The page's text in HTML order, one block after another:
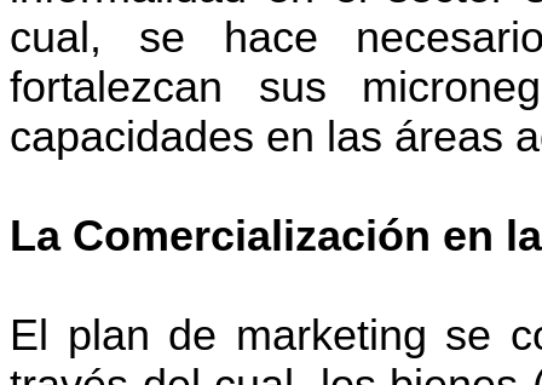
cual, se hace
fortalezcan sus
capacidades en las áreas
La Comercialización en
El plan de marketing se